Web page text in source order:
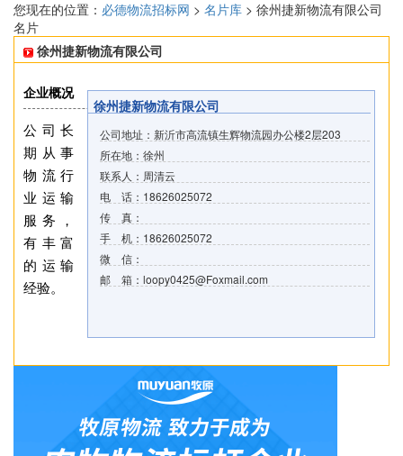
您现在的位置： 必德物流招标网 > 名片库 > 徐州捷新物流有限公司
名片
徐州捷新物流有限公司
徐州捷新物流有限公司
公司地址：新沂市高流镇生辉物流园办公楼2层203
所在地：徐州
联系人：周清云
电 话：18626025072
传 真：
手 机：18626025072
微 信：
邮 箱：loopy0425@Foxmail.com
企业概况
公司长
期从事
物流行
业运输
服务，
有丰富
的运输
经验。